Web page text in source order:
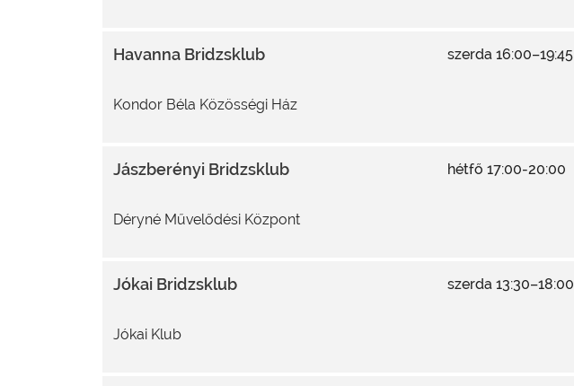
Havanna Bridzsklub
Kondor Béla Közösségi Ház
szerda 16:00–19:45
Jászberényi Bridzsklub
Déryné Művelődési Központ
hétfő 17:00-20:00
Jókai Bridzsklub
Jókai Klub
szerda 13:30–18:00